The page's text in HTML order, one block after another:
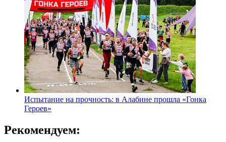
Испытание на прочность: в Алабине прошла «Гонка
Героев»
Рекомендуем: